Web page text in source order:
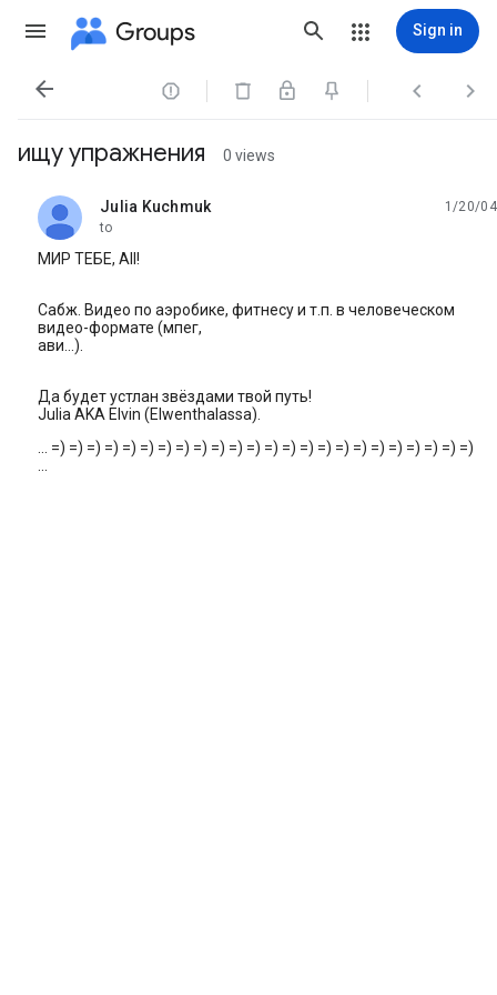
Groups Sign in
   
ищу упражнения 0 views
Julia Kuchmuk
unread,
1/20/04
to
МИР ТЕБЕ, All!
Сабж. Видео по аэробике, фитнесу и т.п. в человеческом
видео-формате (мпег,
ави...).
Да будет устлан звёздами твой путь!
Julia AKA Elvin (Elwenthalassa).
... =) =) =) =) =) =) =) =) =) =) =) =) =) =) =) =) =) =) =) =) =) =) =) =)